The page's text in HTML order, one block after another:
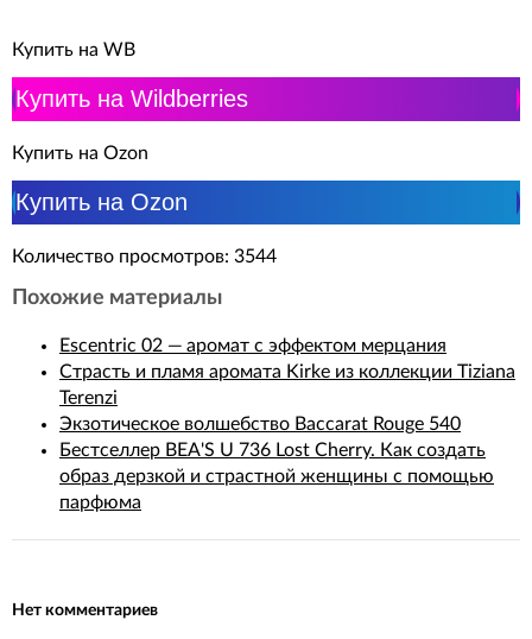
Купить на WB
Купить на Wildberries
Купить на Ozon
Купить на Ozon
Количество просмотров: 3544
Похожие материалы
Escentric 02 — аромат с эффектом мерцания
Страсть и пламя аромата Kirke из коллекции Tiziana
Terenzi
Экзотическое волшебство Baccarat Rouge 540
Бестселлер BEA'S U 736 Lost Cherry. Как создать
образ дерзкой и страстной женщины с помощью
парфюма
Нет комментариев